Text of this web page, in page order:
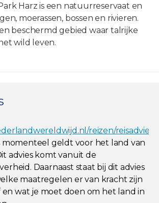
Harz is een natuurreservaat en
moerassen, bossen en rivieren.
beschermd gebied waar talrijke
wild leven.
reizen/
momenteel geldt voor het land van
advies komt vanuit de
Daarnaast staat bij dit advies
maatregelen er van kracht zijn
wat je moet doen om het land in